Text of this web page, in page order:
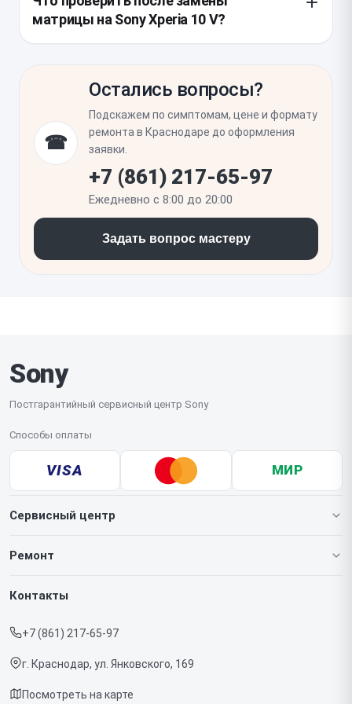
проверкой запуска, тача, яркости и отсутствия
артефактов.
деформации после удара. Если телефон падал
сильно, мастер также может проверить
фронтальную камеру, датчики и корпус на скрытые
работу модуля.
матрицы на Sony Xperia 10 V?
касаний по всей площади. Также стоит проверить
автояркость, поворот экрана, работу сканера
отпечатка в кнопке питания и отсутствие зазоров
по корпусу после сборки.
☎
Остались вопросы?
Подскажем по симптомам, цене и формату
ремонта в Краснодаре до оформления
заявки.
+7 (861) 217-65-97
Ежедневно с 8:00 до 20:00
Задать вопрос мастеру
Sony
Постгарантийный сервисный центр Sony
Способы оплаты
VISA МИР
Сервисный центр
О нашем сервисе
Срочный ремонт
Доставка и способы оплаты
Ремонт
Игровых приставок
Контакты
+7 (861) 217-65-97
г. Краснодар, ул. Янковского, 169
Посмотреть на карте